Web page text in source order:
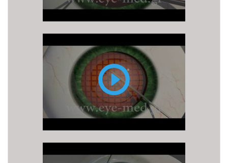
φακοθρυψία)
Επέμβαση
καταρράκτη
FEMTO